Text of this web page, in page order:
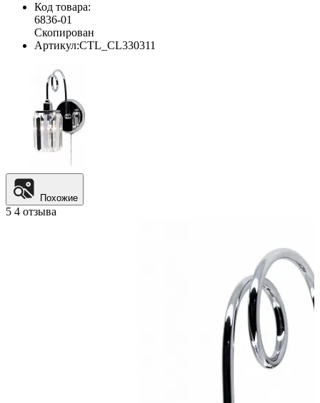
Код товара:
6836-01
Скопирован
Артикул:CTL_CL330311
Похожие
5 4 отзыва